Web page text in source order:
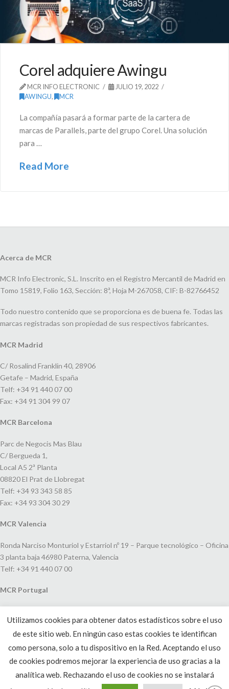
Corel adquiere Awingu
MCR INFO ELECTRONIC
JULIO 19, 2022
AWINGU, MCR
La compañía pasará a formar parte de la cartera de
marcas de Parallels, parte del grupo Corel. Una solución
para …
Read More
Acerca de MCR
MCR Info Electronic, S.L. Inscrito en el Registro Mercantil de Madrid en
Tomo 15819, Folio 163, Sección: 8ª, Hoja M-267058, CIF: B-82766452
Todo nuestro contenido que se proporciona es de buena fe. Todas las
marcas registradas son propiedad de sus respectivos fabricantes.
MCR Madrid
C/ Rosalind Franklin 40, 28906
Getafe – Madrid, España
Telf: +34 91 440 07 00
Fax: +34 91 304 99 07
MCR Barcelona
Parc de Negocis Mas Blau
C/ Bergueda 1,
Local A5 2ª Planta
08820 El Prat de Llobregat
Telf: +34 93 343 58 85
Fax: +34 93 304 30 29
MCR Valencia
Ronda Narciso Monturiol y Estarriol nº 19 – Parque tecnológico – Oficina
3 planta baja 46980 Paterna, Valencia
Telf: +34 91 440 07 00
MCR Portugal
João V, 24
1250-091 Lisboa, Portugal
Telf: +351 220 993 033
Utilizamos cookies para obtener datos estadísticos sobre el uso
de este sitio web. En ningún caso estas cookies te identifican
como persona, solo a tu dispositivo en la Red. Aceptando el uso
de cookies podremos mejorar la experiencia de uso gracias a la
analítica web. Rechazando el uso de cookies no se instalará